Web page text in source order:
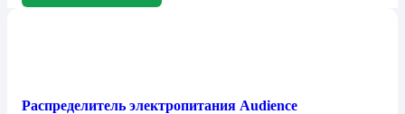
Распределитель электропитания Audience